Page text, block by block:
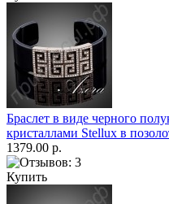
Браслет в виде черного
кристаллами Stellux в
1379.00 р.
Купить